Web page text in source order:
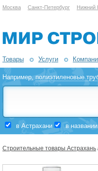
Москва Санкт-Петербург Нижний
Товары Услуги
Например,полиэтиленовые
в Астрахани в названии
Строительные товары Астрахань